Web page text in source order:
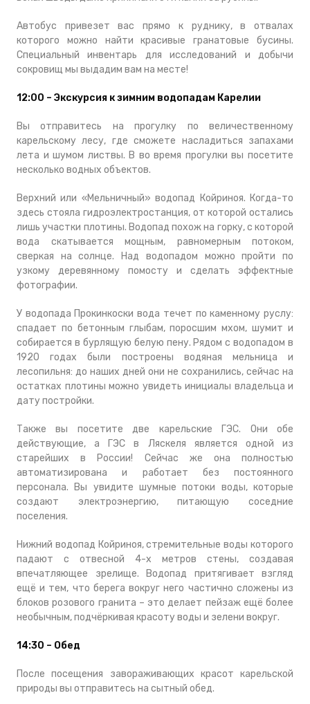
Автобус привезет вас прямо к руднику, в отвалах
которого можно найти красивые гранатовые бусины.
Специальный инвентарь для исследований и добычи
сокровищ мы выдадим вам на месте!
12:00 – Экскурсия к зимним водопадам Карелии
Вы отправитесь на прогулку по величественному
карельскому лесу, где сможете насладиться запахами
лета и шумом листвы. В во время прогулки вы посетите
несколько водных объектов.
Верхний или «Мельничный» водопад Койриноя. Когда-то
здесь стояла гидроэлектростанция, от которой остались
лишь участки плотины. Водопад похож на горку, с которой
вода скатывается мощным, равномерным потоком,
сверкая на солнце.
Над водопадом можно пройти по
узкому деревянному помосту и сделать эффектные
фотографии.
У водопада Прокинкоски вода течет по каменному руслу:
спадает по бетонным глыбам, поросшим мхом, шумит и
собирается в бурлящую белую пену. Рядом с водопадом в
1920 годах были построены водяная мельница и
лесопильня: до наших дней они не сохранились, сейчас на
остатках плотины можно увидеть инициалы владельца и
дату постройки.
Также вы посетите две карельские ГЭС. Они обе
действующие, а ГЭС в Ляскеля является одной из
старейших в России! Сейчас же она полностью
автоматизирована и работает без постоянного
персонала. Вы увидите шумные потоки воды, которые
создают электроэнергию, питающую соседние
поселения.
Нижний водопад Койриноя, стремительные воды которого
падают с отвесной 4-х метров стены, создавая
впечатляющее зрелище. Водопад притягивает взгляд
ещё и тем, что берега вокруг него частично сложены из
блоков розового гранита – это делает пейзаж ещё более
необычным, подчёркивая красоту воды и зелени вокруг.
14:30 – Обед
После посещения завораживающих красот карельской
природы вы отправитесь на сытный обед.